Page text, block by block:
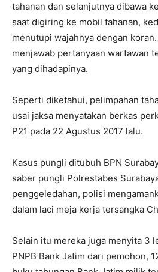
tahanan dan selanjutnya dibawa
saat digiring ke mobil tahanan,
menutupi wajahnya dengan
menjawab pertanyaan wartawan
yang dihadapinya.
Seperti diketahui, pelimpahan
usai jaksa menyatakan berkas
P21 pada 22 Agustus 2017 lalu.
Kasus pungli ditubuh BPN
saber pungli Polrestabes
penggeledahan, polisi
dalam laci meja kerja tersangka
Selain itu mereka juga menyita 3
PNPB Bank Jatim dari pemohon,